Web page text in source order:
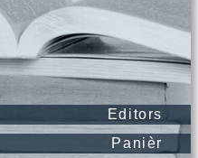
Editors
Panièr